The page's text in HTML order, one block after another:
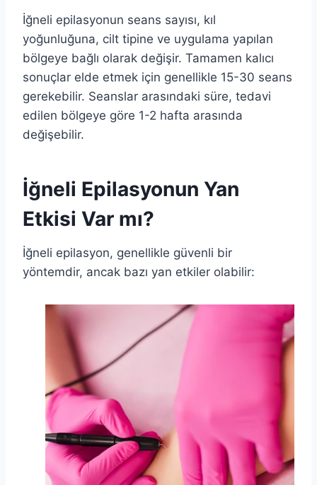
İğneli epilasyonun seans sayısı, kıl
yoğunluğuna, cilt tipine ve uygulama yapılan
bölgeye bağlı olarak değişir. Tamamen kalıcı
sonuçlar elde etmek için genellikle 15-30 seans
gerekebilir. Seanslar arasındaki süre, tedavi
edilen bölgeye göre 1-2 hafta arasında
değişebilir.
İğneli Epilasyonun Yan
Etkisi Var mı?
İğneli epilasyon, genellikle güvenli bir
yöntemdir, ancak bazı yan etkiler olabilir: